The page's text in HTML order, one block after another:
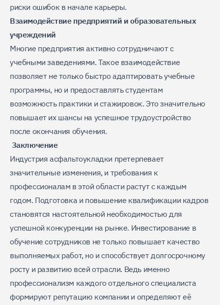
риски ошибок в начале карьеры.
Взаимодействие предприятий и образовательных
учреждений
Многие предприятия активно сотрудничают с
учебными заведениями. Такое взаимодействие
позволяет не только быстро адаптировать учебные
программы, но и предоставлять студентам
возможность практики и стажировок. Это значительно
повышает их шансы на успешное трудоустройство
после окончания обучения.
Заключение
Индустрия асфальтоукладки претерпевает
значительные изменения, и требования к
профессионалам в этой области растут с каждым
годом. Подготовка и повышение квалификации кадров
становятся настоятельной необходимостью для
успешной конкуренции на рынке. Инвестирование в
обучение сотрудников не только повышает качество
выполняемых работ, но и способствует долгосрочному
росту и развитию всей отрасли. Ведь именно
профессионализм каждого отдельного специалиста
формируют репутацию компании и определяют её